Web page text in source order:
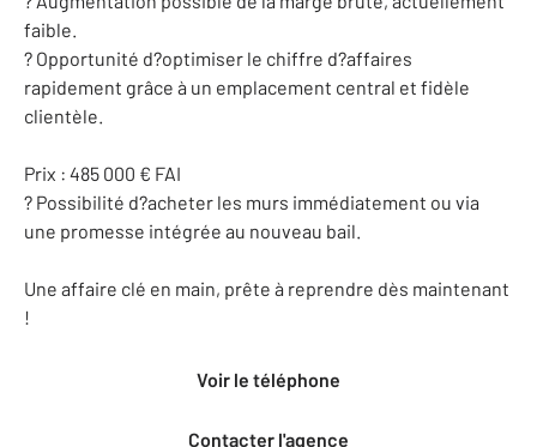
faible.
? Opportunité d?optimiser le chiffre d?affaires
rapidement grâce à un emplacement central et fidèle
clientèle.
Prix : 485 000 € FAI
? Possibilité d?acheter les murs immédiatement ou via
une promesse intégrée au nouveau bail.
Une affaire clé en main, prête à reprendre dès maintenant
!
Voir le téléphone
Contacter l'agence